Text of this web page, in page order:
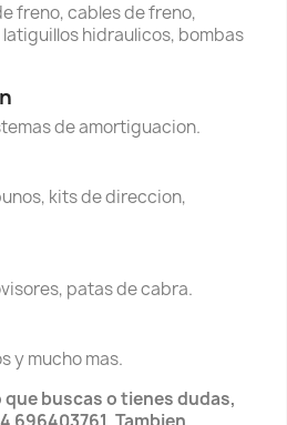
freno, cables de freno,
hidraulicos, bombas
de amortiguacion.
kits de direccion,
patas de cabra.
y mucho mas.
buscas o tienes dudas,